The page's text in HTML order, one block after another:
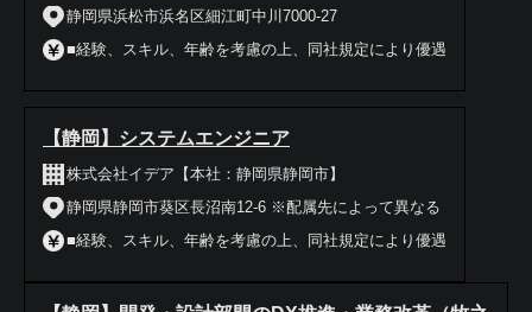
静岡県浜松市浜名区細江町中川7000-27
■経験、スキル、年齢を考慮の上、同社規定により優遇
【静岡】システムエンジニア
株式会社イデア【本社：静岡県静岡市】
静岡県静岡市葵区長沼南12‐6 ※配属先によって異なる
■経験、スキル、年齢を考慮の上、同社規定により優遇